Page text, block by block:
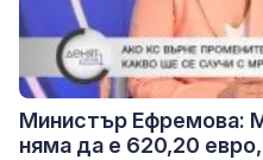
Министър Ефремова:
няма да е 620,20